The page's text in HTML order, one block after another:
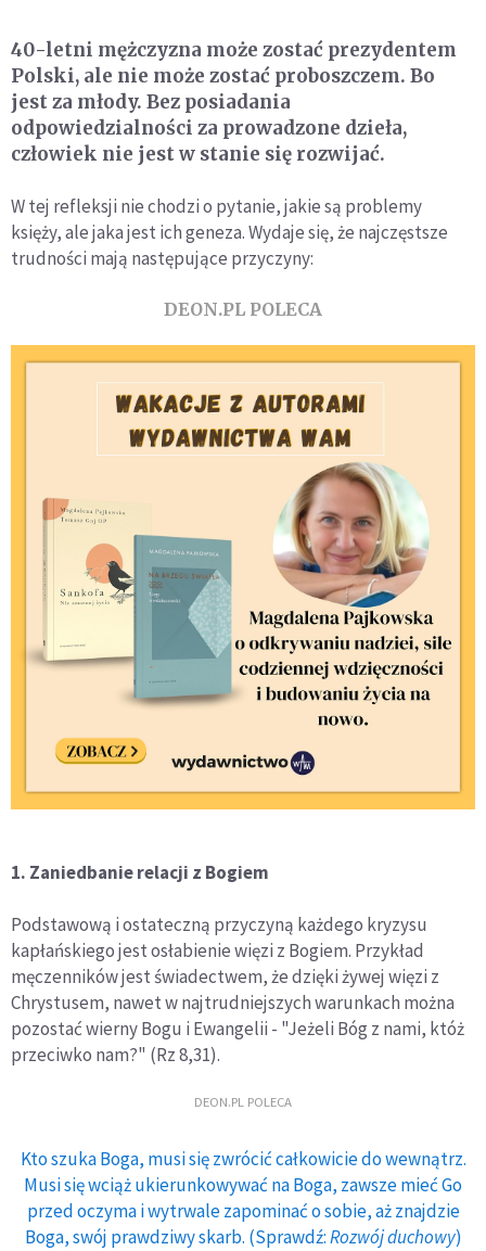
40-letni mężczyzna może zostać prezydentem
Polski, ale nie może zostać proboszczem. Bo
jest za młody. Bez posiadania
odpowiedzialności za prowadzone dzieła,
człowiek nie jest w stanie się rozwijać.
W tej refleksji nie chodzi o pytanie, jakie są problemy
księży, ale jaka jest ich geneza. Wydaje się, że najczęstsze
trudności mają następujące przyczyny:
DEON.PL POLECA
1. Zaniedbanie relacji z Bogiem
Podstawową i ostateczną przyczyną każdego kryzysu
kapłańskiego jest osłabienie więzi z Bogiem. Przykład
męczenników jest świadectwem, że dzięki żywej więzi z
Chrystusem, nawet w najtrudniejszych warunkach można
pozostać wierny Bogu i Ewangelii - "Jeżeli Bóg z nami, któż
przeciwko nam?" (Rz 8,31).
DEON.PL POLECA
Kto szuka Boga, musi się zwrócić całkowicie do wewnątrz.
Musi się wciąż ukierunkowywać na Boga, zawsze mieć Go
przed oczyma i wytrwale zapominać o sobie, aż znajdzie
Boga, swój prawdziwy skarb. (Sprawdź:Rozwój duchowy)